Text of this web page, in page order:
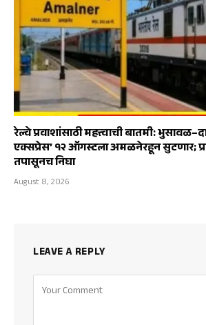
रेल्वे प्रवाशांसाठी महत्त्वाची बातमी:
एक्सप्रेस’ १२ ऑगस्टला अमळनेरहून सुटणार;
तपासूनच निघा
August 8, 2026
LEAVE A REPLY